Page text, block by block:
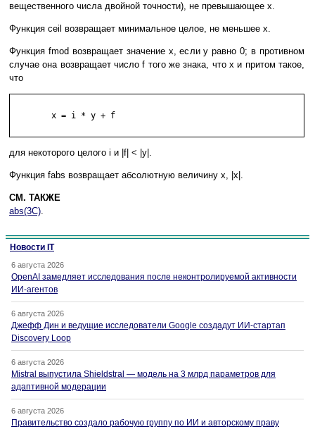
вещественного числа двойной точности), не превышающее x.
Функция ceil возвращает минимальное целое, не меньшее x.
Функция fmod возвращает значение x, если y равно 0; в противном
случае она возвращает число f того же знака, что x и притом такое,
что
для некоторого целого i и |f| < |y|.
Функция fabs возвращает абсолютную величину x, |x|.
СМ. ТАКЖЕ
abs(3C).
Новости IT
6 августа 2026
OpenAI замедляет исследования после неконтролируемой активности
ИИ-агентов
6 августа 2026
Джефф Дин и ведущие исследователи Google создадут ИИ-стартап
Discovery Loop
6 августа 2026
Mistral выпустила Shieldstral — модель на 3 млрд параметров для
адаптивной модерации
6 августа 2026
Правительство создало рабочую группу по ИИ и авторскому праву